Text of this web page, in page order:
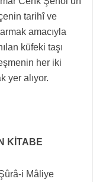
tarihî ve
amacıyla
küfeki taşı
her iki
yer alıyor.
KİTABE
i Mâliye